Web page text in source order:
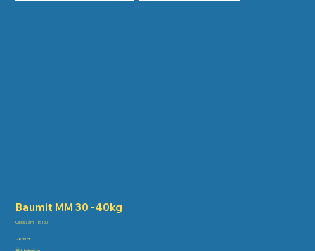
Baumit MM 30 -40kg
Cikkszám: Cikkszám:
151501
Ár
2839 Ft
ÁFA beleértve